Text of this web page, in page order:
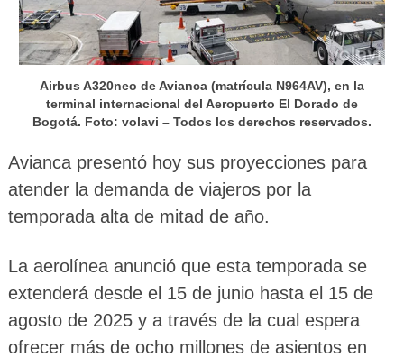
Airbus A320neo de Avianca (matrícula N964AV), en la
terminal internacional del Aeropuerto El Dorado de
Bogotá. Foto: volavi – Todos los derechos reservados.
Avianca presentó hoy sus proyecciones para
atender la demanda de viajeros por la
temporada alta de mitad de año.
La aerolínea anunció que esta temporada se
extenderá desde el 15 de junio hasta el 15 de
agosto de 2025 y a través de la cual espera
ofrecer más de ocho millones de asientos en